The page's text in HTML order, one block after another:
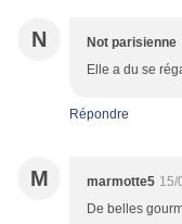
N Not parisienne
Elle a du se
Répondre
M marmotte5 15/
De belles